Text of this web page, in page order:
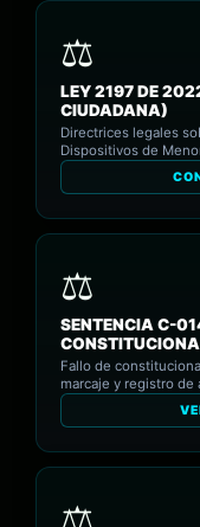
LEY 2197 DE
CIUDADANA)
Directrices legales
Dispositivos de
SENTENCIA C-
Fallo de
marcaje y registro de